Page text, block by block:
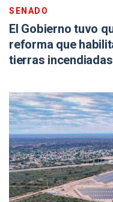
SENADO
El Gobierno tuvo
reforma que
tierras incendiadas